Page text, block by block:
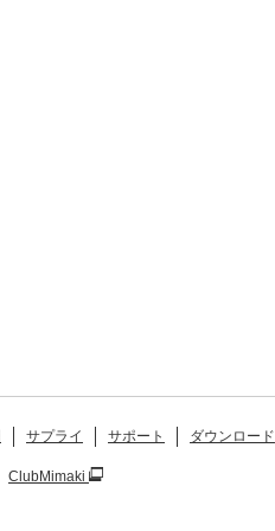
サプライ サポート ダウンロード
ClubMimaki